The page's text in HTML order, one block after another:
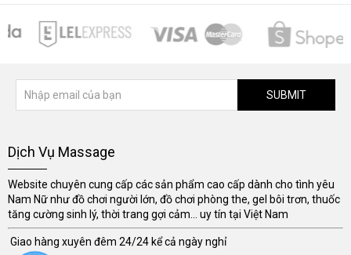
SUBMIT
Dịch Vụ Massage
Website chuyên cung cấp các sản phẩm cao cấp dành cho tình yêu
Nam Nữ như đồ chơi người lớn, đồ chơi phòng the, gel bôi trơn, thuốc
tăng cường sinh lý, thời trang gợi cảm... uy tín tại Việt Nam
Giao hàng xuyên đêm 24/24 kể cả ngày nghỉ